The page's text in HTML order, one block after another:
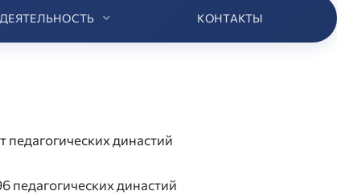
ДЕЯТЕЛЬНОСТЬ КОНТАКТЫ
педагогических династий
педагогических династий